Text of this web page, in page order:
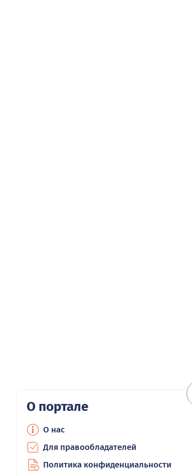
О портале
О нас
Для правообладателей
Политика конфиденциальности